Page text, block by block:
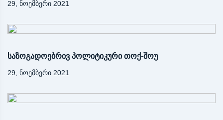
29, ნოემბერი 2021
საზოგადოებრივ პოლიტიკური თოქ-შოუ
29, ნოემბერი 2021